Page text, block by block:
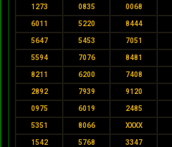
1273 0835 0068
6011 5220 8444
5647 5453 7051
5594 7076 8481
8211 6200 7408
2892 7939 9120
0975 6019 2485
5351 8066 XXXX
1542 5768 3347